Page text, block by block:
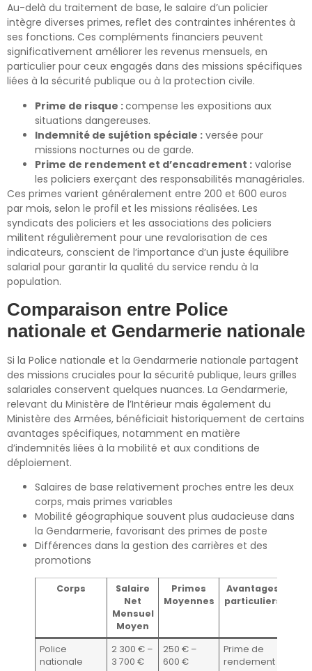
Au-delà du traitement de base, le salaire d’un policier
intègre diverses primes, reflet des contraintes inhérentes à
ses fonctions. Ces compléments financiers peuvent
significativement améliorer les revenus mensuels, en
particulier pour ceux engagés dans des missions spécifiques
liées à la sécurité publique ou à la protection civile.
Prime de risque :compense les expositions aux
situations dangereuses.
Indemnité de sujétion spéciale : versée pour
missions nocturnes ou de garde.
Prime de rendement et d’encadrement : valorise
les policiers exerçant des responsabilités managériales.
Ces primes varient généralement entre 200 et 600 euros
par mois, selon le profil et les missions réalisées. Les
syndicats des policiers et les associations des policiers
militent régulièrement pour une revalorisation de ces
indicateurs, conscient de l’importance d’un juste équilibre
salarial pour garantir la qualité du service rendu à la
population.
Comparaison entre Police
nationale et Gendarmerie nationale
Si la Police nationale et la Gendarmerie nationale partagent
des missions cruciales pour la sécurité publique, leurs grilles
salariales conservent quelques nuances. La Gendarmerie,
relevant du Ministère de l’Intérieur mais également du
Ministère des Armées, bénéficiait historiquement de certains
avantages spécifiques, notamment en matière
d’indemnités liées à la mobilité et aux conditions de
déploiement.
Salaires de base relativement proches entre les deux
corps, mais primes variables
Mobilité géographique souvent plus audacieuse dans
la Gendarmerie, favorisant des primes de poste
Différences dans la gestion des carrières et des
promotions
Corps
Salaire
Net
Mensuel
Moyen
Primes
Moyennes
Avantages
particuliers
Police
nationale
2 300 € –
3 700 €
250 € –
600 €
Prime de
rendement